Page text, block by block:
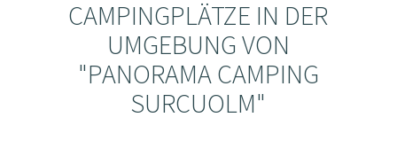
CAMPINGPLÄTZE IN DER
UMGEBUNG VON
"PANORAMA CAMPING
SURCUOLM"